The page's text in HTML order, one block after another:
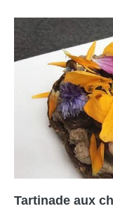
Tartinade aux